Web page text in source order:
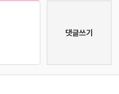
댓글쓰기